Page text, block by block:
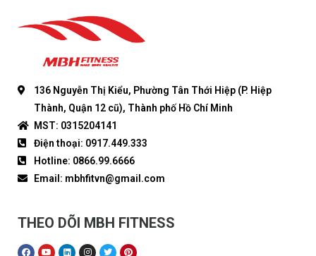
136 Nguyễn Thị Kiểu, Phường Tân Thới Hiệp (P. Hiệp
Thành, Quận 12 cũ), Thành phố Hồ Chí Minh
MST: 0315204141
Điện thoại: 0917.449.333
Hotline: 0866.99.6666
Email: mbhfitvn@gmail.com
THEO DÕI MBH FITNESS